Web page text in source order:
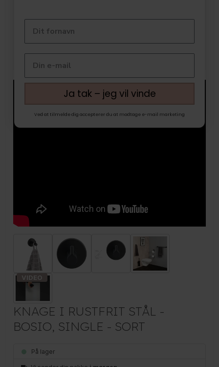
KNAGE I RUSTFRIT STÅL -
BOSIO, SINGLE - SORT
På lager
Ja tak – jeg vil vinde
Ved at tilmelde dig accepterer du at modtage e-mail marketing